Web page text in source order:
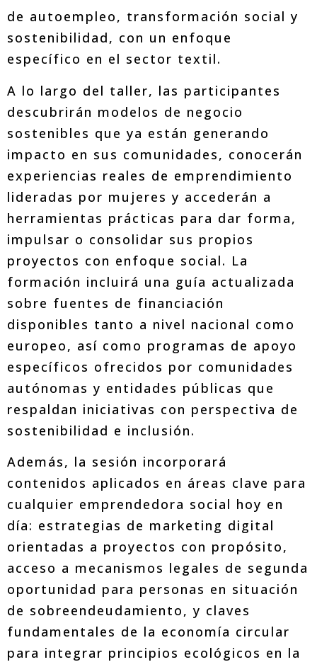
de autoempleo, transformación social y
sostenibilidad, con un enfoque
específico en el sector textil.
A lo largo del taller, las participantes
descubrirán modelos de negocio
sostenibles que ya están generando
impacto en sus comunidades, conocerán
experiencias reales de emprendimiento
lideradas por mujeres y accederán a
herramientas prácticas para dar forma,
impulsar o consolidar sus propios
proyectos con enfoque social. La
formación incluirá una guía actualizada
sobre fuentes de financiación
disponibles tanto a nivel nacional como
europeo, así como programas de apoyo
específicos ofrecidos por comunidades
autónomas y entidades públicas que
respaldan iniciativas con perspectiva de
sostenibilidad e inclusión.
Además, la sesión incorporará
contenidos aplicados en áreas clave para
cualquier emprendedora social hoy en
día: estrategias de marketing digital
orientadas a proyectos con propósito,
acceso a mecanismos legales de segunda
oportunidad para personas en situación
de sobreendeudamiento, y claves
fundamentales de la economía circular
para integrar principios ecológicos en la